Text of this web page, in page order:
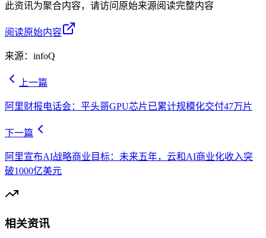
此资讯为聚合内容，请访问原始来源阅读完整内容
阅读原始内容
来源： infoQ
上一篇
阿里财报电话会：平头哥GPU芯片已累计规模化交付47万片
下一篇
阿里宣布AI战略商业目标：未来五年，云和AI商业化收入突
破1000亿美元
相关资讯